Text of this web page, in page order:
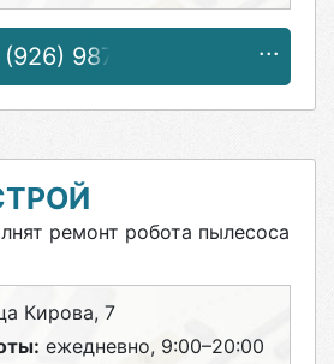
987-20-20
ремонт робота пылесоса
Кирова, 7
ежедневно, 9:00–20:00